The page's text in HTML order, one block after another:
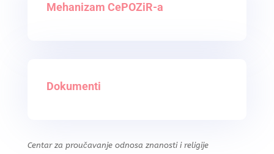
Mehanizam CePOZiR-a
Dokumenti
Centar za proučavanje odnosa znanosti i religije